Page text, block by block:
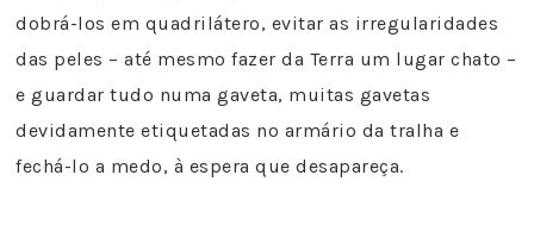
dobrá-los em quadrilátero, evitar as irregularidades
das peles – até mesmo fazer da Terra um lugar chato –
e guardar tudo numa gaveta, muitas gavetas
devidamente etiquetadas no armário da tralha e
fechá-lo a medo, à espera que desapareça.